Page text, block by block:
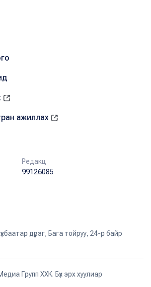
ажиллах
Редакц
99126085
дүүрэг, Бага тойруу, 24-р байр
Групп ХХК. Бүх эрх хуулиар